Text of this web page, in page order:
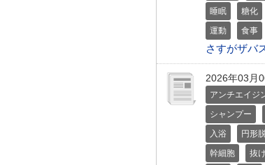
睡眠
糖化
運動
食事
さすがザバ
2026年03月
アンチエイジ
シャンプー
入浴
円形
幹細胞
抜